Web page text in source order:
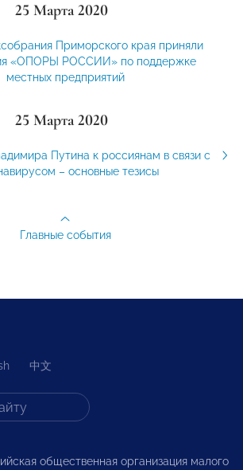
25 Марта 2020
Приморского края приняли
«ОПОРЫ РОССИИ» по поддержке
местных предприятий
25 Марта 2020
Путина к россиянам в связи с
– основные тезисы
Главные события
中文
общественная организация малого